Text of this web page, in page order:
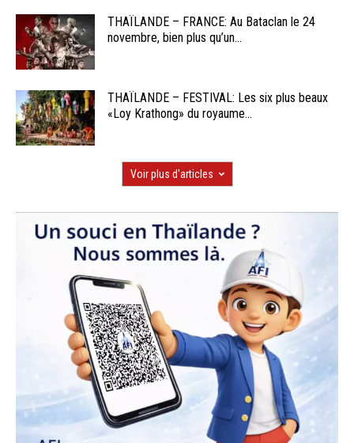
THAÏLANDE – FRANCE: Au Bataclan le 24
novembre, bien plus qu’un...
THAÏLANDE – FESTIVAL: Les six plus beaux
«Loy Krathong» du royaume...
Voir plus d'articles